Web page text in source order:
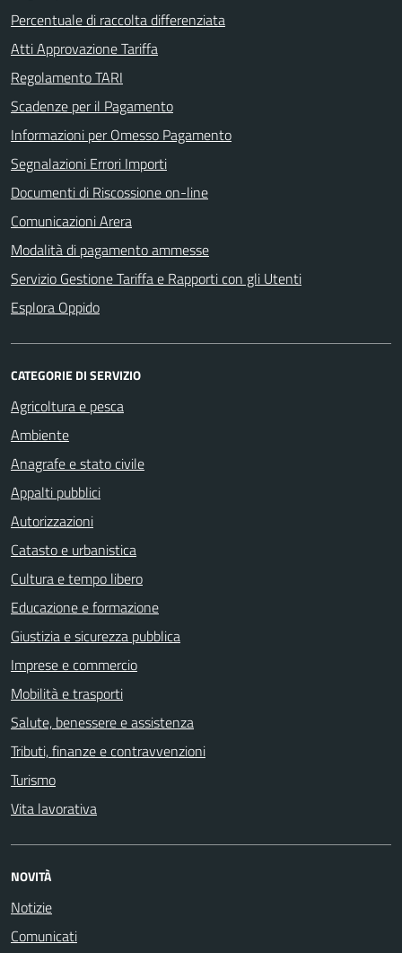
Percentuale di raccolta differenziata
Atti Approvazione Tariffa
Regolamento TARI
Scadenze per il Pagamento
Informazioni per Omesso Pagamento
Segnalazioni Errori Importi
Documenti di Riscossione on-line
Comunicazioni Arera
Modalità di pagamento ammesse
Servizio Gestione Tariffa e Rapporti con gli Utenti
Esplora Oppido
CATEGORIE DI SERVIZIO
Agricoltura e pesca
Ambiente
Anagrafe e stato civile
Appalti pubblici
Autorizzazioni
Catasto e urbanistica
Cultura e tempo libero
Educazione e formazione
Giustizia e sicurezza pubblica
Imprese e commercio
Mobilità e trasporti
Salute, benessere e assistenza
Tributi, finanze e contravvenzioni
Turismo
Vita lavorativa
NOVITÀ
Notizie
Comunicati